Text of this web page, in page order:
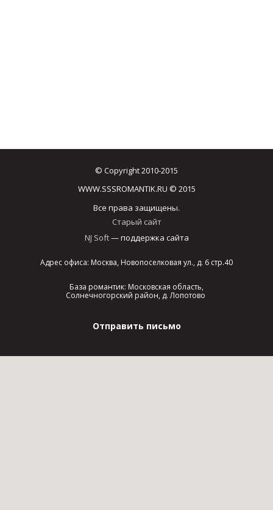
© Copyright 2010-2015
WWW.SSSROMANTIK.RU © 2015
Все права защищены.
Старый сайт
NJ Soft— поддержка сайта
Адрес офиса: Москва, Новопоселковая ул., д. 6 стр.40
База романтик: Московская область,
Солнечногорский район, д. Лопотово
Отправить письмо